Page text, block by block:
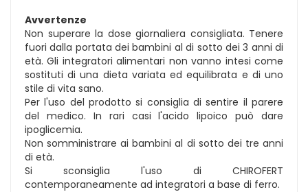
Avvertenze
Non superare la dose giornaliera consigliata. Tenere
fuori dalla portata dei bambini al di sotto dei 3 anni di
età. Gli integratori alimentari non vanno intesi come
sostituti di una dieta variata ed equilibrata e di uno
stile di vita sano.
Per l'uso del prodotto si consiglia di sentire il parere
del medico. In rari casi l'acido lipoico può dare
ipoglicemia.
Non somministrare ai bambini al di sotto dei tre anni
di età.
Si sconsiglia l'uso di CHIROFERT
contemporaneamente ad integratori a base di ferro.